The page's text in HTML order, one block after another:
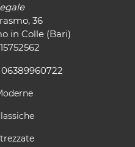
36
in Colle (Bari)